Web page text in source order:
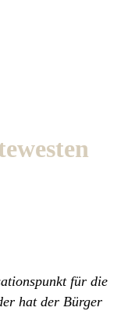
für die
hat der Bürger